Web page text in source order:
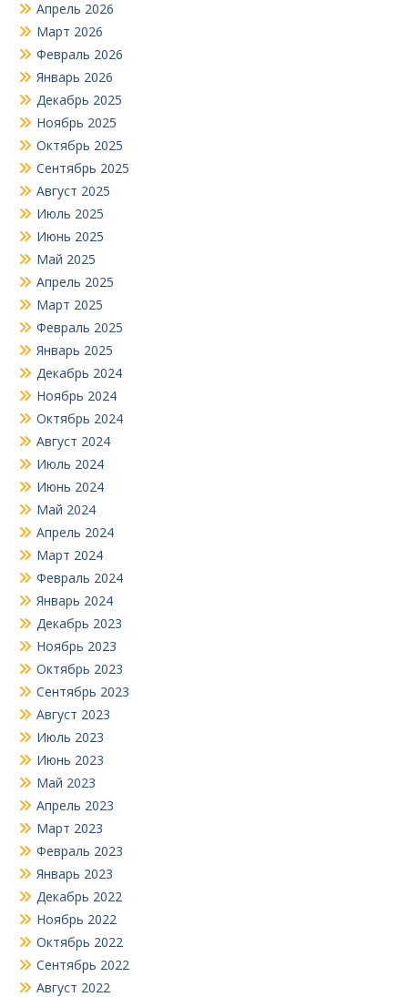
Апрель 2026
Март 2026
Февраль 2026
Январь 2026
Декабрь 2025
Ноябрь 2025
Октябрь 2025
Сентябрь 2025
Август 2025
Июль 2025
Июнь 2025
Май 2025
Апрель 2025
Март 2025
Февраль 2025
Январь 2025
Декабрь 2024
Ноябрь 2024
Октябрь 2024
Август 2024
Июль 2024
Июнь 2024
Май 2024
Апрель 2024
Март 2024
Февраль 2024
Январь 2024
Декабрь 2023
Ноябрь 2023
Октябрь 2023
Сентябрь 2023
Август 2023
Июль 2023
Июнь 2023
Май 2023
Апрель 2023
Март 2023
Февраль 2023
Январь 2023
Декабрь 2022
Ноябрь 2022
Октябрь 2022
Сентябрь 2022
Август 2022